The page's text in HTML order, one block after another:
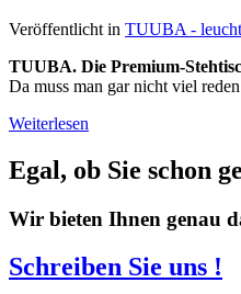
Veröffentlicht in TUUBA -
TUUBA. Die Premium-
Da muss man gar nicht viel
Weiterlesen
Egal, ob Sie schon
Wir bieten Ihnen genau
Schreiben Sie uns !